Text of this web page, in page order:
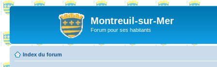
Montreuil-sur-Mer
Forum pour ses habitants
Index du forum